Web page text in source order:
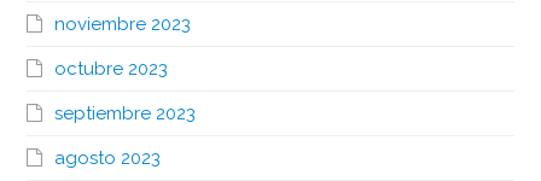
noviembre 2023
octubre 2023
septiembre 2023
agosto 2023